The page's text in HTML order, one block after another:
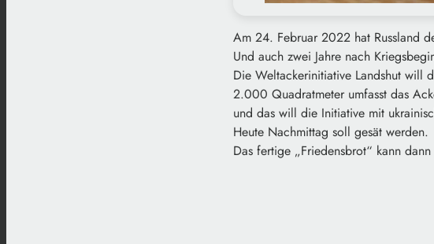
Am 24. Februar 2022 hat Russland
Und auch zwei Jahre nach
Die Weltackerinitiative Landshut will
2.000 Quadratmeter umfasst das
und das will die Initiative mit
Heute Nachmittag soll gesät werden.
Das fertige „Friedensbrot“ kann